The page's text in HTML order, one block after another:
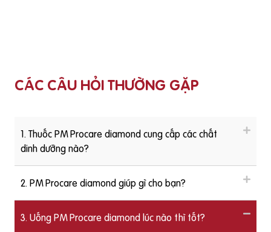
CÁC CÂU HỎI THƯỜNG GẶP
1. Thuốc PM Procare diamond cung cấp các chất
dinh dưỡng nào?
2. PM Procare diamond giúp gì cho bạn?
3. Uống PM Procare diamond lúc nào thì tốt?